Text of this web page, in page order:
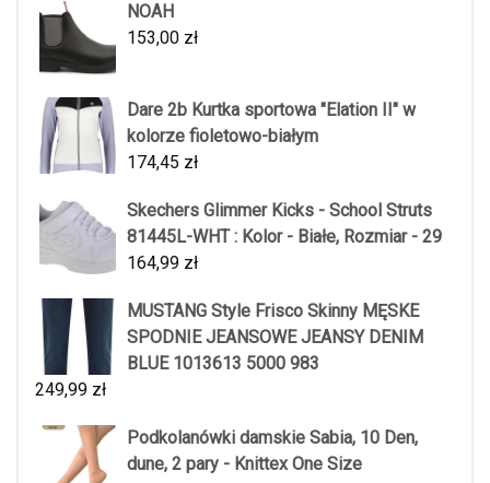
NOAH
153,00 zł
Dare 2b Kurtka sportowa "Elation II" w
kolorze fioletowo-białym
174,45 zł
Skechers Glimmer Kicks - School Struts
81445L-WHT : Kolor - Białe, Rozmiar - 29
164,99 zł
MUSTANG Style Frisco Skinny MĘSKE
SPODNIE JEANSOWE JEANSY DENIM
BLUE 1013613 5000 983
249,99 zł
Podkolanówki damskie Sabia, 10 Den,
dune, 2 pary - Knittex One Size